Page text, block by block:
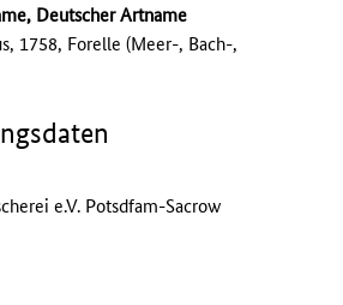
Deutscher Artname
1758, Forelle (Meer-, Bach-,
e.V. Potsdfam-Sacrow